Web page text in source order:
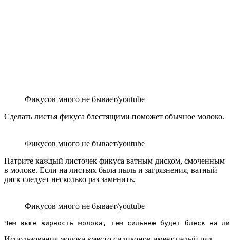
Фикусов много не бывает/youtube
Сделать листья фикуса блестящими поможет обычное молоко.
Фикусов много не бывает/youtube
Натрите каждый листочек фикуса ватным диском, смоченным
в молоке. Если на листьях была пыль и загрязнения, ватный
диск следует несколько раз заменить.
Фикусов много не бывает/youtube
Чем выше жирность молока, тем сильнее будет блеск на